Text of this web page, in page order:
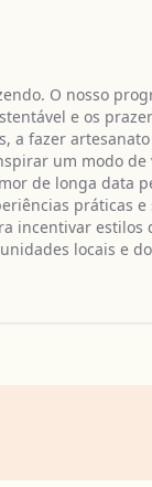
O nosso
e os
a fazer
um modo de
de longa data
práticas
incentivar estilos
locais e